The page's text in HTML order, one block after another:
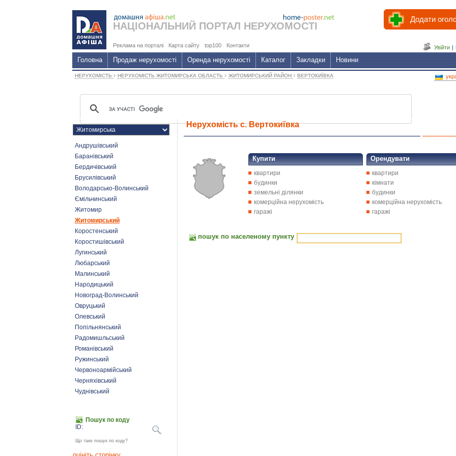
НАЦІОНАЛЬНИЙ ПОРТАЛ НЕРУХОМОСТІ
Додати
Реклама на порталі Карта сайту top100 Контакти Увійти |
Головна Продаж нерухомості Оренда нерухомості Каталог Закладки Новини
НЕРУХОМІСТЬ › НЕРУХОМІСТЬ ЖИТОМИРСЬКА ОБЛАСТЬ › ЖИТОМИРСЬКИЙ РАЙОН › ВЕРТОКИЇВКА
Андрушівський
Баранівський
Бердичівський
Брусилівський
Володарсько-Волинський
Ємільчинський
Житомир
Житомирський
Коростенський
Коростишівський
Лугинський
Любарський
Малинський
Народицький
Новоград-Волинський
Овруцький
Олевський
Попільнянський
Радомишльський
Романівський
Ружинський
Червоноармійський
Черняхівський
Чуднівський
Пошук по коду
ID:
Що таке пошук по коду?
Нерухомість с. Вертокиївка
Купити
квартири
будинки
земельні ділянки
комерційна нерухомість
гаражі
Орендувати
квартири
кімнати
будинки
комерційна нерухомість
гаражі
пошук по населеному пункту